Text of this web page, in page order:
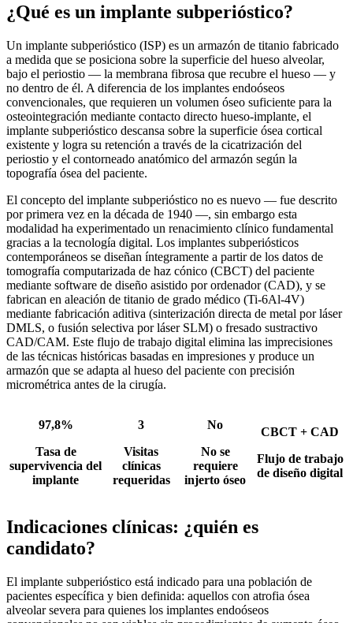
¿Qué es un implante subperióstico?
Un implante subperióstico (ISP) es un armazón de titanio fabricado
a medida que se posiciona sobre la superficie del hueso alveolar,
bajo el periostio — la membrana fibrosa que recubre el hueso — y
no dentro de él. A diferencia de los implantes endoóseos
convencionales, que requieren un volumen óseo suficiente para la
osteointegración mediante contacto directo hueso-implante, el
implante subperióstico descansa sobre la superficie ósea cortical
existente y logra su retención a través de la cicatrización del
periostio y el contorneado anatómico del armazón según la
topografía ósea del paciente.
El concepto del implante subperióstico no es nuevo — fue descrito
por primera vez en la década de 1940 —, sin embargo esta
modalidad ha experimentado un renacimiento clínico fundamental
gracias a la tecnología digital. Los implantes subperiósticos
contemporáneos se diseñan íntegramente a partir de los datos de
tomografía computarizada de haz cónico (CBCT) del paciente
mediante software de diseño asistido por ordenador (CAD), y se
fabrican en aleación de titanio de grado médico (Ti-6Al-4V)
mediante fabricación aditiva (sinterización directa de metal por láser
DMLS, o fusión selectiva por láser SLM) o fresado sustractivo
CAD/CAM. Este flujo de trabajo digital elimina las imprecisiones
de las técnicas históricas basadas en impresiones y produce un
armazón que se adapta al hueso del paciente con precisión
micrométrica antes de la cirugía.
97,8%
Tasa de
supervivencia del
implante
3
Visitas
clínicas
requeridas
No
No se
requiere
injerto óseo
CBCT + CAD
Flujo de trabajo
de diseño digital
Indicaciones clínicas: ¿quién es
candidato?
El implante subperióstico está indicado para una población de
pacientes específica y bien definida: aquellos con atrofia ósea
alveolar severa para quienes los implantes endoóseos